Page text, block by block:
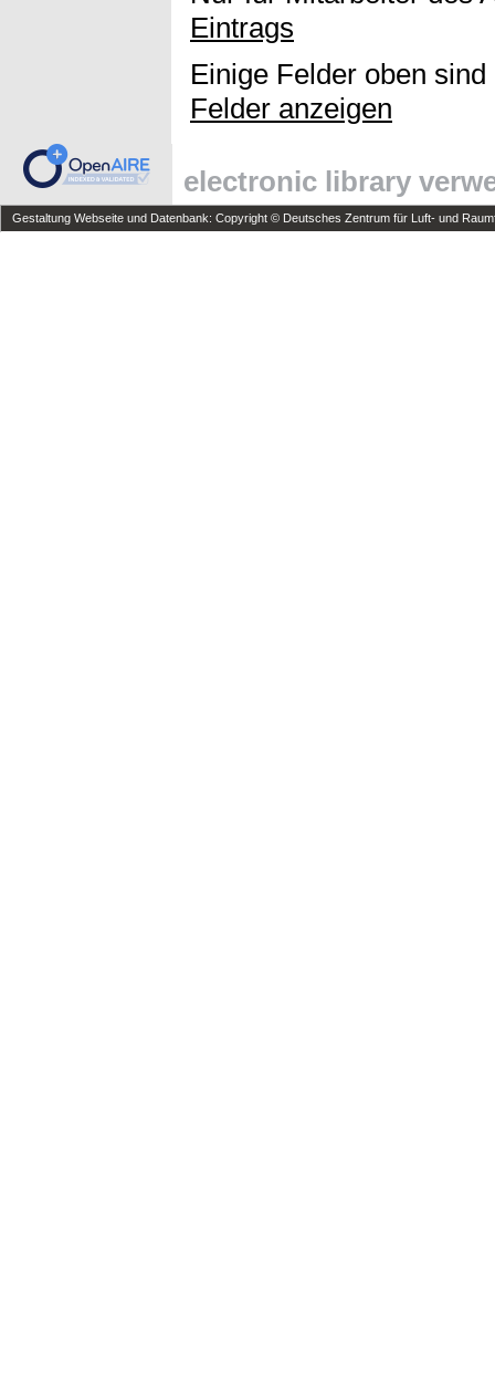
Eintrags
Einige Felder oben
Felder anzeigen
electronic library
Gestaltung Webseite und Datenbank: Copyright © Deutsches Zentrum für Luft- und